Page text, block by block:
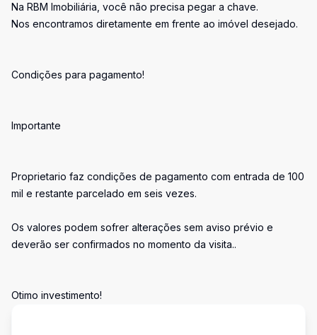
Na RBM Imobiliária, você não precisa pegar a chave.
Nos encontramos diretamente em frente ao imóvel desejado.
Condições para pagamento!
Importante
Proprietario faz condições de pagamento com entrada de 100
mil e restante parcelado em seis vezes.
Os valores podem sofrer alterações sem aviso prévio e
deverão ser confirmados no momento da visita..
Otimo investimento!